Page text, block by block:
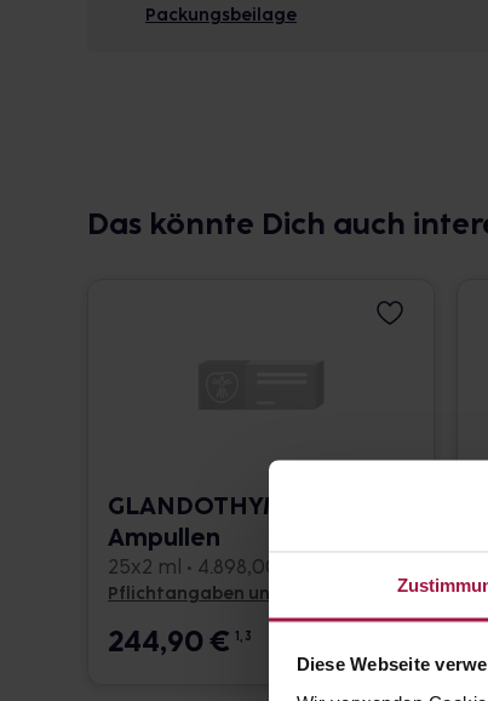
Diese Webseite
Packungsbeilage
Das könnte Dich auch
GLANDOTHYM
Ampullen
25x2 ml • 4.898,00 € / l
Pflichtangaben und Details
244,90€ 1, 3